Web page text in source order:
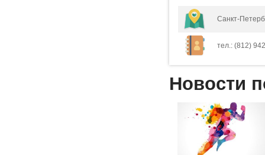
Санкт-
тел.: (812)
Новости